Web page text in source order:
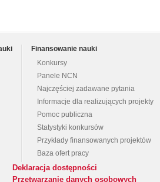
Finansowanie nauki
Konkursy
Panele NCN
Najczęściej zadawane pytania
Informacje dla realizujących projekty
Pomoc publiczna
Statystyki konkursów
Przykłady finansowanych projektów
Baza ofert pracy
Deklaracja dostępności
Przetwarzanie danych osobowych